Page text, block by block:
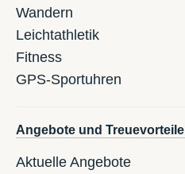
Wandern
Leichtathletik
Fitness
GPS-Sportuhren
Angebote und Treuevorteile
Aktuelle Angebote